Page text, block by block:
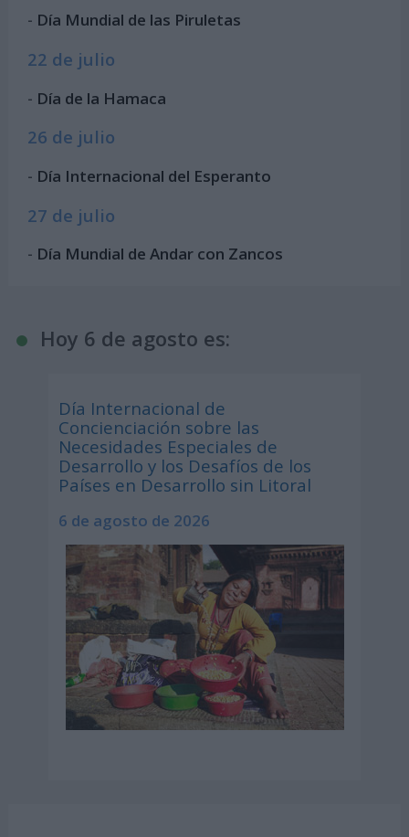
- Día Mundial de las Piruletas
22 de julio
- Día de la Hamaca
26 de julio
- Día Internacional del Esperanto
27 de julio
- Día Mundial de Andar con Zancos
Hoy 6 de agosto es:
Día Internacional de
Concienciación sobre las
Necesidades Especiales de
Desarrollo y los Desafíos de los
Países en Desarrollo sin Litoral
6 de agosto de 2026